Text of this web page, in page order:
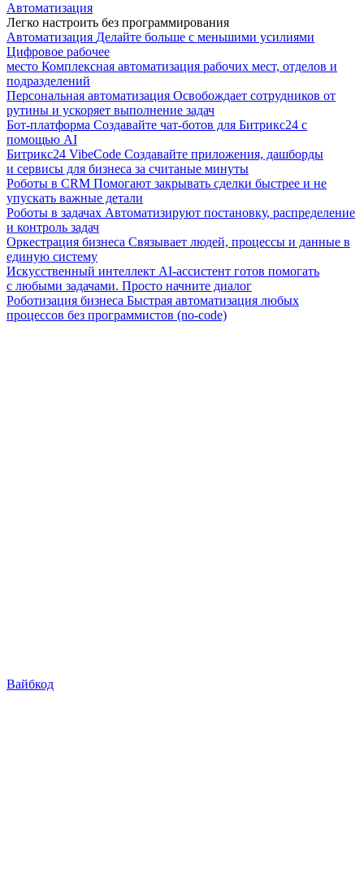
Автоматизация
Легко настроить без программирования
Автоматизация Делайте больше с меньшими усилиями
Цифровое рабочее
место Комплексная автоматизация рабочих мест, отделов и
подразделений
Персональная автоматизация Освобождает сотрудников от
рутины и ускоряет выполнение задач
Бот-платформа Создавайте чат-ботов для Битрикс24 с
помощью AI
Битрикс24 VibeCode Создавайте приложения, дашборды
и сервисы для бизнеса за считаные минуты
Роботы в CRM Помогают закрывать сделки быстрее и не
упускать важные детали
Роботы в задачах Автоматизируют постановку, распределение
и контроль задач
Оркестрация бизнеса Связывает людей, процессы и данные в
единую систему
Искусственный интеллект AI-ассистент готов помогать
с любыми задачами. Просто начните диалог
Роботизация бизнеса Быстрая автоматизация любых
процессов без программистов (no-code)
Вайбкод